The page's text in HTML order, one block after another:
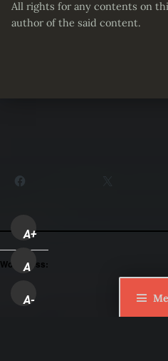
All rights for any contents on
author of the said content.
A+
A
A-
WordPress: